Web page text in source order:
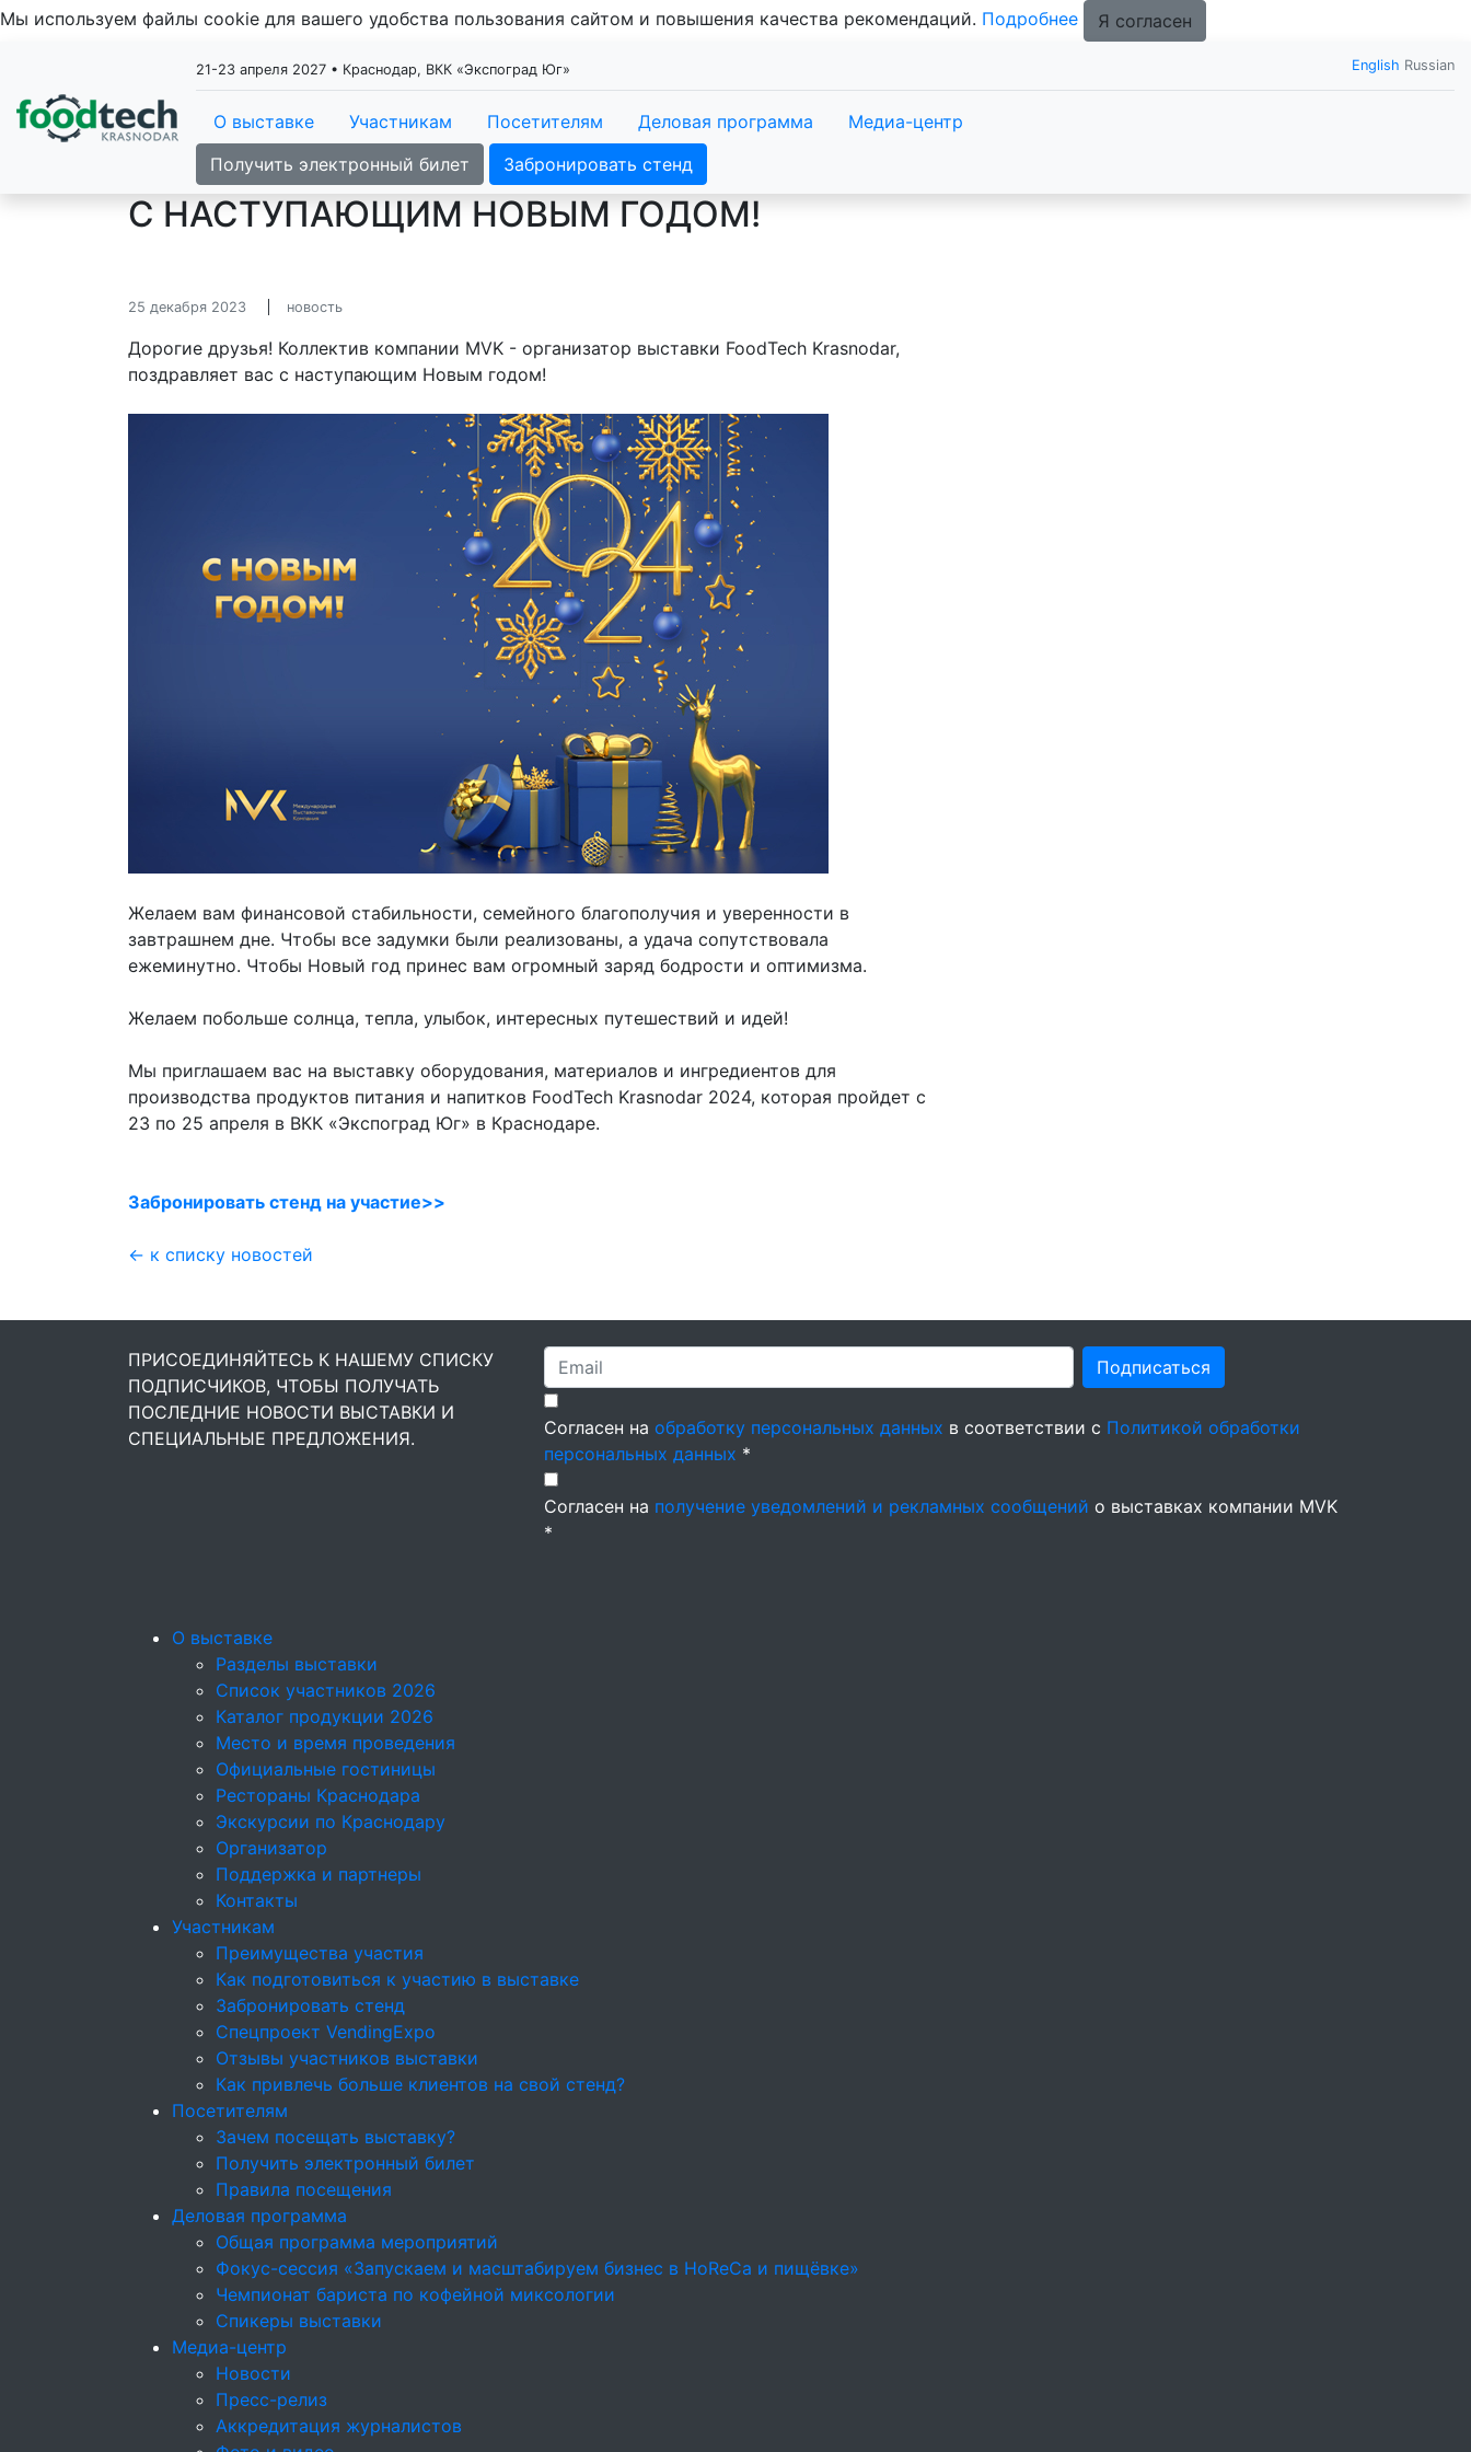
Мы используем файлы cookie для вашего удобства пользования сайтом и повышения качества рекомендаций. Подробнее Я согласен
21-23 апреля 2027 • Краснодар, ВКК «Экспоград Юг» English Russian
О выставке Участникам Посетителям Деловая программа
Медиа-центр
Получить электронный билет
Забронировать стенд
С НАСТУПАЮЩИМ НОВЫМ ГОДОМ!
25 декабря 2023 новость
Дорогие друзья! Коллектив компании MVK - организатор выставки FoodTech Krasnodar,
поздравляет вас с наступающим Новым годом!
Желаем вам финансовой стабильности, семейного благополучия и уверенности в
завтрашнем дне. Чтобы все задумки были реализованы, а удача сопутствовала
ежеминутно. Чтобы Новый год принес вам огромный заряд бодрости и оптимизма.
Желаем побольше солнца, тепла, улыбок, интересных путешествий и идей!
Мы приглашаем вас на выставку оборудования, материалов и ингредиентов для
производства продуктов питания и напитков FoodTech Krasnodar 2024, которая пройдет с
23 по 25 апреля в ВКК «Экспоград Юг» в Краснодаре.
Забронировать стенд на участие>>
← к списку новостей
ПРИСОЕДИНЯЙТЕСЬ К НАШЕМУ СПИСКУ
ПОДПИСЧИКОВ, ЧТОБЫ ПОЛУЧАТЬ
ПОСЛЕДНИЕ НОВОСТИ ВЫСТАВКИ И
СПЕЦИАЛЬНЫЕ ПРЕДЛОЖЕНИЯ.
Подписаться
Согласен на обработку персональных данных в соответствии с Политикой обработки
персональных данных *
Согласен на получение уведомлений и рекламных сообщений о выставках компании MVK
*
О выставке
Разделы выставки
Список участников 2026
Каталог продукции 2026
Место и время проведения
Официальные гостиницы
Рестораны Краснодара
Экскурсии по Краснодару
Организатор
Поддержка и партнеры
Контакты
Участникам
Преимущества участия
Как подготовиться к участию в выставке
Забронировать стенд
Спецпроект VendingExpo
Отзывы участников выставки
Как привлечь больше клиентов на свой стенд?
Посетителям
Зачем посещать выставку?
Получить электронный билет
Правила посещения
Деловая программа
Общая программа мероприятий
Фокус-сессия «Запускаем и масштабируем бизнес в HoReCa и пищёвке»
Чемпионат бариста по кофейной миксологии
Спикеры выставки
Медиа-центр
Новости
Пресс-релиз
Аккредитация журналистов